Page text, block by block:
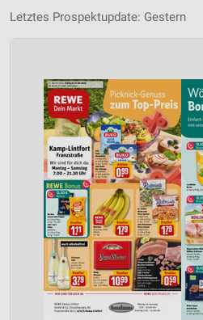
Letztes Prospektupdate: Gestern